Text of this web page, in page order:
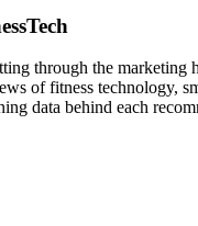
through the marketing
of fitness technology,
data behind each